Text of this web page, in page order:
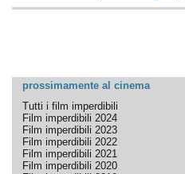
prossimamente al cinema
Tutti i film imperdibili
Film imperdibili 2024
Film imperdibili 2023
Film imperdibili 2022
Film imperdibili 2021
Film imperdibili 2020